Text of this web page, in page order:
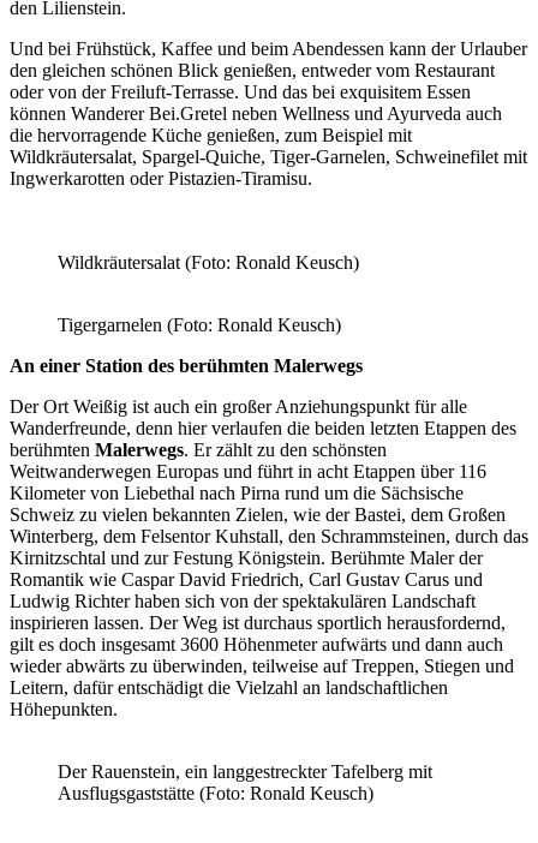
den Lilienstein.
Und bei Frühstück, Kaffee und beim Abendessen kann der Urlauber
den gleichen schönen Blick genießen, entweder vom Restaurant
oder von der Freiluft-Terrasse. Und das bei exquisitem Essen
können Wanderer Bei.Gretel neben Wellness und Ayurveda auch
die hervorragende Küche genießen, zum Beispiel mit
Wildkräutersalat, Spargel-Quiche, Tiger-Garnelen, Schweinefilet mit
Ingwerkarotten oder Pistazien-Tiramisu.
Wildkräutersalat (Foto: Ronald Keusch)
Tigergarnelen (Foto: Ronald Keusch)
An einer Station des berühmten Malerwegs
Der Ort Weißig ist auch ein großer Anziehungspunkt für alle
Wanderfreunde, denn hier verlaufen die beiden letzten Etappen des
berühmten Malerwegs. Er zählt zu den schönsten
Weitwanderwegen Europas und führt in acht Etappen über 116
Kilometer von Liebethal nach Pirna rund um die Sächsische
Schweiz zu vielen bekannten Zielen, wie der Bastei, dem Großen
Winterberg, dem Felsentor Kuhstall, den Schrammsteinen, durch das
Kirnitzschtal und zur Festung Königstein. Berühmte Maler der
Romantik wie Caspar David Friedrich, Carl Gustav Carus und
Ludwig Richter haben sich von der spektakulären Landschaft
inspirieren lassen. Der Weg ist durchaus sportlich herausfordernd,
gilt es doch insgesamt 3600 Höhenmeter aufwärts und dann auch
wieder abwärts zu überwinden, teilweise auf Treppen, Stiegen und
Leitern, dafür entschädigt die Vielzahl an landschaftlichen
Höhepunkten.
Der Rauenstein, ein langgestreckter Tafelberg mit
Ausflugsgaststätte (Foto: Ronald Keusch)